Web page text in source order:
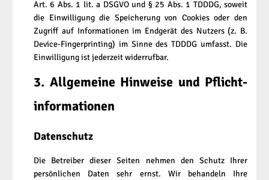
Art. 6 Abs. 1 lit. a DSGVO und § 25 Abs. 1 TDDDG, soweit
die Einwilligung die Speicherung von Cookies oder den
Zugriff auf Informationen im Endgerät des Nutzers (z. B.
Device-Fingerprinting) im Sinne des TDDDG umfasst. Die
Einwilligung ist jederzeit widerrufbar.
3. Allgemeine Hinweise und Pflicht­
informationen
Datenschutz
Die Betreiber dieser Seiten nehmen den Schutz Ihrer
persönlichen Daten sehr ernst. Wir behandeln Ihre